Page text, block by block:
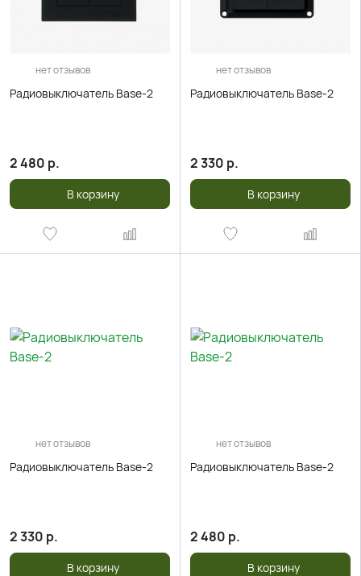
нет отзывов
Радиовыключатель Base-2
2 480 р.
В корзину
нет отзывов
Радиовыключатель Base-2
2 330 р.
В корзину
нет отзывов
Радиовыключатель Base-2
2 330 р.
В корзину
нет отзывов
Радиовыключатель Base-2
2 480 р.
В корзину